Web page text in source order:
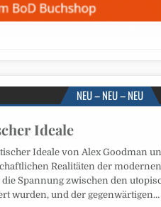
NEU – NEU – NEU
Ideale
Ideale von Alex Goodman
Realitäten der
Spannung zwischen den
wurden, und der